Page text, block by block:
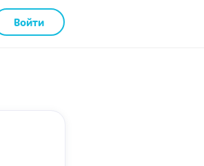
Войти